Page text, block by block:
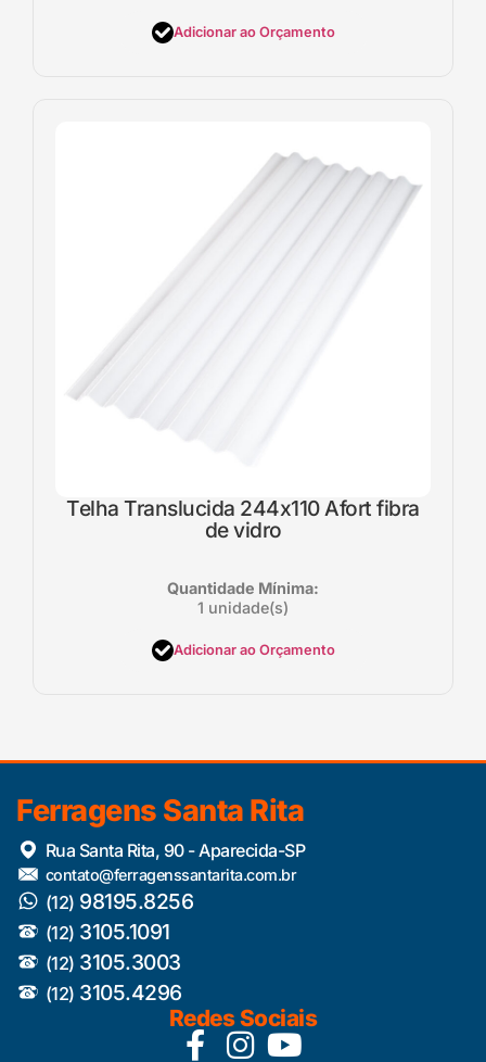
Adicionar ao Orçamento
Telha Translucida 244x110 Afort fibra
de vidro
Quantidade Mínima:
1 unidade(s)
Adicionar ao Orçamento
Ferragens Santa Rita
Rua Santa Rita, 90 - Aparecida-SP
contato@ferragenssantarita.com.br
(12) 98195.8256
(12) 3105.1091
(12) 3105.3003
(12) 3105.4296
Redes Sociais